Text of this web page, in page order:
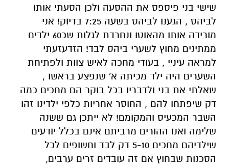
שישי בני פיספס את ההסעה ולכן הסעתי אותו
לביהס , הגענו לביהס בשעה 7:25 בדיוק! אני
מורידה אותו מהאוטו ונחרדת לגלות שכ60 ילדים
ממתינים מחוץ לשערי ביהס לבד! הזדעזעתי
למראה עיניי , בעודי מחכה לאיש צוות ולפתיחת
השערים היה ילד מכיתה א' שנפצע בראשו ,
שאלתי את בני ולדבריו בכל בוקר הם מחכים כמה
דק שיפתחו להם , החוסר אחריות כלפי ילדינו זהו
השבר המכעיס והמקומם! לא ייתכן גם ששנה
שלימה ואנו ההורים מרביתם אינם בכלל יודעים
שילדיהם מחכים 5-10 דק לבד וחשופים לכל
הסכנות שבחוץ אם זה עובדים זרים ערבים,